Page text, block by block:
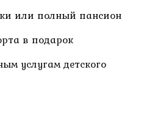
или полный пансион
в подарок
услугам детского